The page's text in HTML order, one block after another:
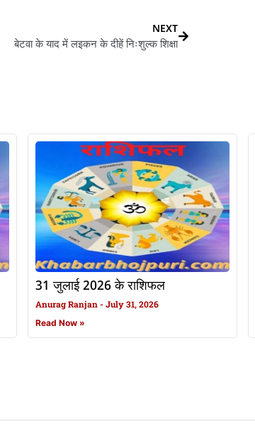
NEXT
बेटवा के याद में लइकन के दीहें निःशुल्क शिक्षा
31 जुलाई 2026 के राशिफल
Anurag Ranjan July 31, 2026
Read Now »